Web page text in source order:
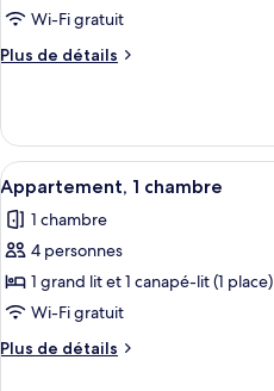
de
chambre :
Appartement,
Wi-Fi gratuit
Plus de détails
Plus
le
type
de
chambre
Appartement,
vue
Afficher
toutes
les
photos
pour
ce
type
de
7
Appartement, 1 chambre
1 chambre
4 personnes
1 grand lit et 1 canapé-lit (1 place)
Wi-Fi gratuit
Plus de détails
Plus